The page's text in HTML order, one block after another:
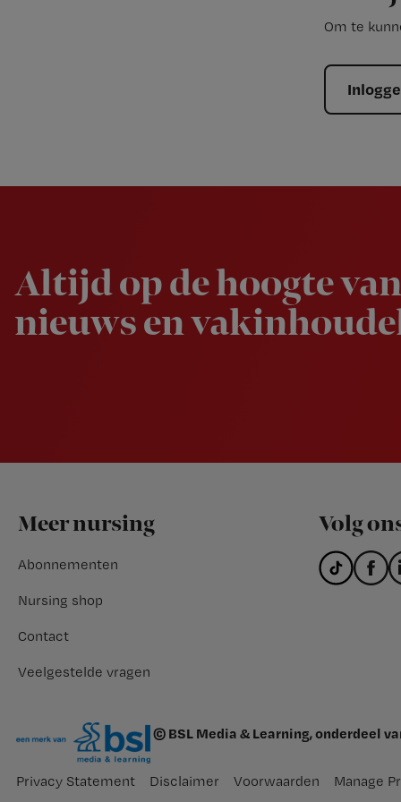
Om te
Altijd op de hoogte
nieuws en
Footer
Meer nursing
Abonnementen
Nursing shop
Contact
Veelgestelde vragen
Volg
© BSL Media & Learning, onderdeel
Privacy Statement Disclaimer Voorwaarden Manage